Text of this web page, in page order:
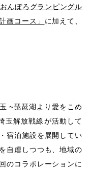
んぼろグランピングル
画コース」 に加えて、
~琵琶湖より愛をこめ
玉解放戦線が活動して
宿泊施設を展開してい
自虐しつつも、地域の
のコラボレーションに